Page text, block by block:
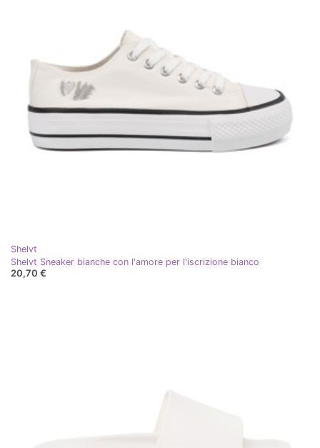
Shelvt
Shelvt Sneaker bianche con l'amore per l'iscrizione bianco
20,70 €